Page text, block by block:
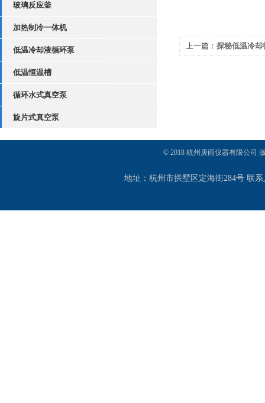
玻璃反应釜
加热制冷一体机
低温冷却液循环泵
低温恒温槽
循环水式真空泵
旋片式真空泵
上一篇： 探秘低温冷却
© 2018 杭州庚雨仪器有限公司
地址：杭州市拱墅区定海街284号 联